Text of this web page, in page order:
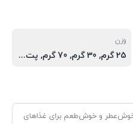
وزن
25 گرم, 30 گرم, 70 گرم, پت🫙(70 گرم), سلفونی🛍(25 گرم), سلفونی🛍(30 گرم)
و خوش‌طعم برای غذاهای